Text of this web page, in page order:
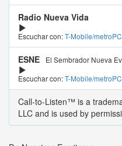
Radio Nueva Vida
Escuchar con:T-Mobile/
ESNE
El Sembrador Nueva
Escuchar con:T-Mobile/
Call-to-Listen™ is a
LLC and is used by